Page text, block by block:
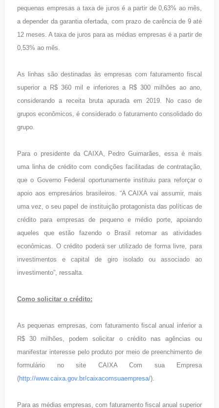
pequenas empresas a taxa de juros é a partir de 0,63% ao mês,
a depender da garantia ofertada, com prazo de carência de 9 até
12 meses. A taxa de juros para as médias empresas é a partir de
0,53% ao mês.
As linhas são destinadas às empresas com faturamento fiscal
superior a R$ 360 mil e inferiores a R$ 300 milhões ao ano,
considerando a receita bruta apurada em 2019. No caso de
grupos econômicos, é considerado o faturamento consolidado do
grupo.
Para o presidente da CAIXA, Pedro Guimarães, essa é mais
uma linha de crédito com condições facilitadas de contratação,
que o Governo Federal oportunamente instituiu para reforçar o
apoio aos empresários brasileiros. “A CAIXA vai assumir, mais
uma vez, o seu papel de instituição protagonista das políticas de
crédito para empresas de pequeno e médio porte, apoiando
aqueles que estão fazendo o Brasil retomar as atividades
econômicas. O crédito poderá ser utilizado de forma livre, para
investimentos e capital de giro isolado ou associado ao
investimento”, ressalta.
Como solicitar o crédito:
As pequenas empresas, com faturamento fiscal anual inferior a
R$ 30 milhões, podem solicitar o crédito nas agências ou
manifestar interesse pelo produto por meio de preenchimento de
formulário no site CAIXA Com sua Empresa
(http://www.caixa.gov.br/caixacomsuaempresa/).
Para as médias empresas, com faturamento fiscal anual superior